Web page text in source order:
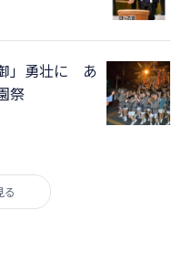
」勇壮に あ
祭
る